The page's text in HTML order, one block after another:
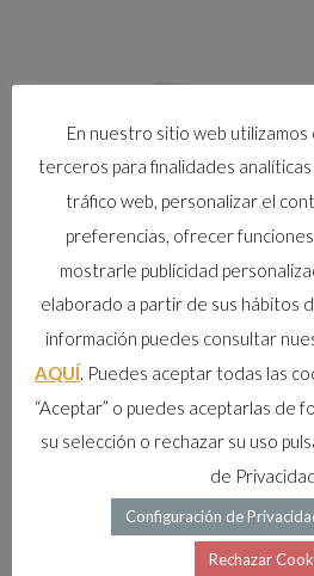
TÉ ROJO
VER MÁS
En nuestro sitio web utilizamos
terceros para finalidades
tráfico web, personalizar el
preferencias, ofrecer
mostrarle publicidad
elaborado a partir de sus hábitos
información puedes consultar
AQUÍ. Puedes aceptar todas las
“Aceptar” o puedes aceptarlas de
su selección o rechazar su uso
de
Configuración de
Rechazar